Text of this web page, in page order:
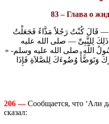
83 – Глава о
قَالَ كُنْتُ رَجُلاً مَذَّاءً فَجَعَلْتُ
لِلنَّبِىِّ — صلى الله عليه
اللَّهِ صلى الله عليه وسلم- «
وَتَوَضَّأْ وُضُوءَكَ لِلصَّلاَةِ فَإِذَا
206 —Сообщается, что ‘Али
сказал: